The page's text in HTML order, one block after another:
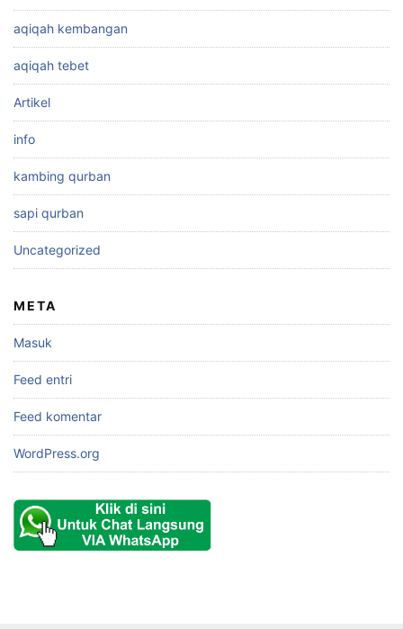
aqiqah kembangan
aqiqah tebet
Artikel
info
kambing qurban
sapi qurban
Uncategorized
META
Masuk
Feed entri
Feed komentar
WordPress.org